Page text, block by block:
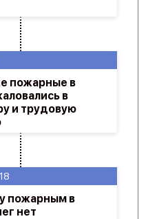
пожарным в
нет
пожарные в
в
и трудовую